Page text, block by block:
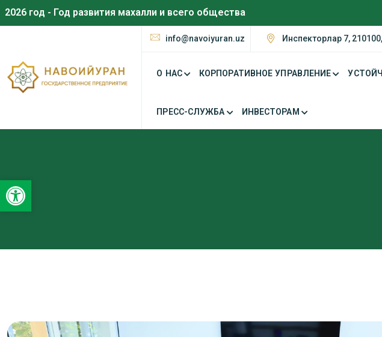
Открыть панель инструментов
2026 год - Год развития махалли и всего общества
info@navoiyuran.uz Инспекторлар 7,
О НАС КОРПОРАТИВНОЕ УПРАВЛЕНИЕ
ПРЕСС-СЛУЖБА ИНВЕСТОРАМ